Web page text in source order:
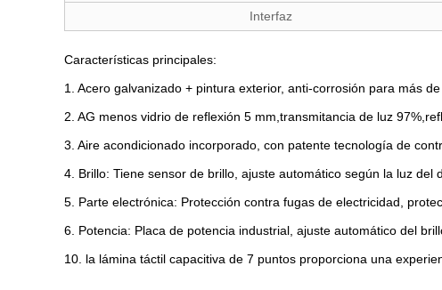
Interfaz
Características principales:
1. Acero galvanizado + pintura exterior, anti-corrosión para más de
2. AG menos vidrio de reflexión 5 mm,transmitancia de luz
3. Aire acondicionado incorporado, con patente tecnología de
4. Brillo: Tiene sensor de brillo, ajuste automático según la luz
5. Parte electrónica: Protección contra fugas de electricidad,
6. Potencia: Placa de potencia industrial, ajuste automático del
10. la lámina táctil capacitiva de 7 puntos proporciona una